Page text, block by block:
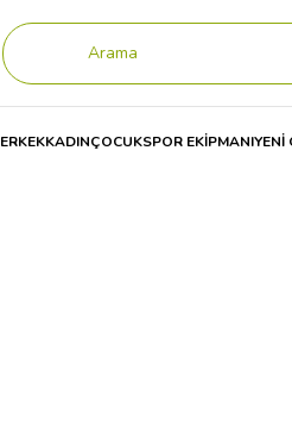
ERKEKKADINÇOCUKSPOR EKİPMANIYENİ
Merrell Maipo Explorer Aerosport